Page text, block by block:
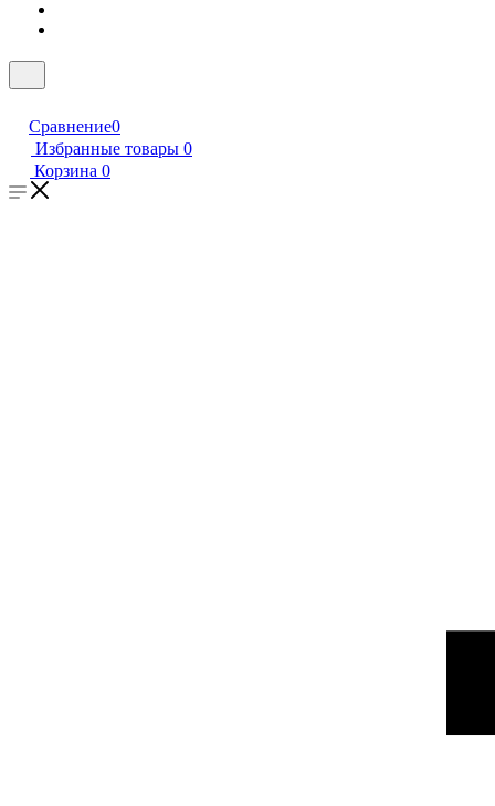
Сравнение0
Избранные товары 0
Корзина 0